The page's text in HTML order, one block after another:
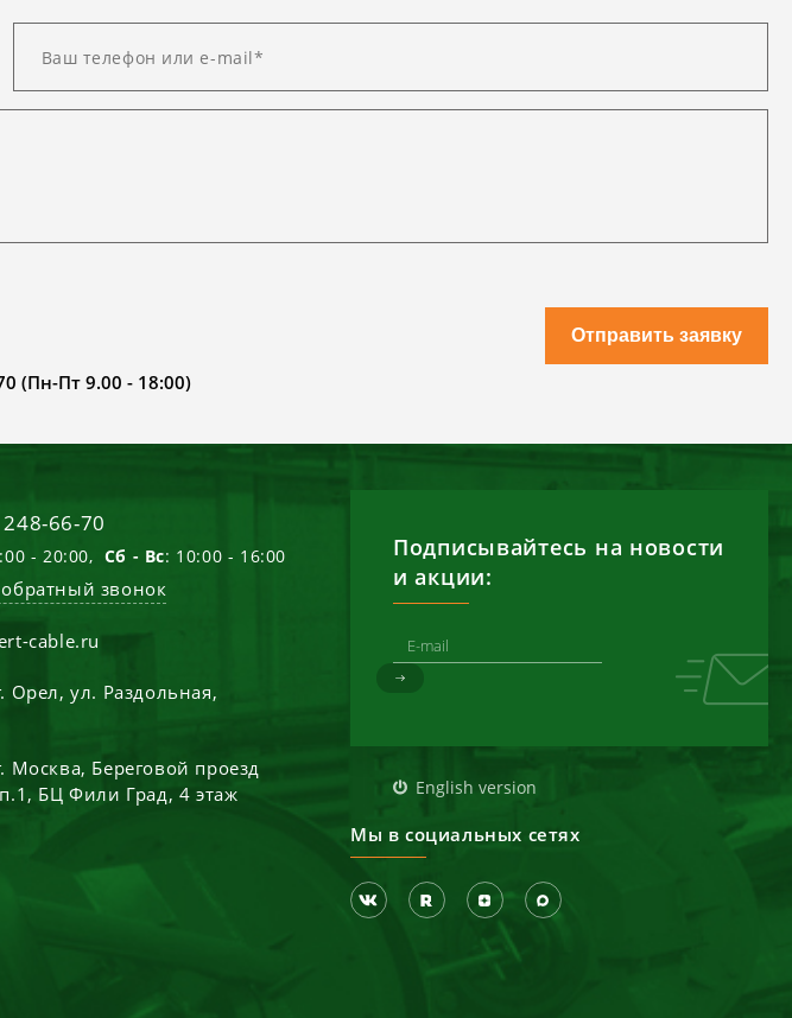
(Пн-Пт 9.00 - 18:00)
Отправить заявку
248-66-70
- 20:00, Сб - Вс: 10:00 - 16:00
обратный звонок
cable.ru
Орел,ул. Раздольная,
Москва, Береговой проезд
БЦ Фили Град, 4 этаж
Подписывайтесь на новости
и акции:
English version
Мы в социальных сетях